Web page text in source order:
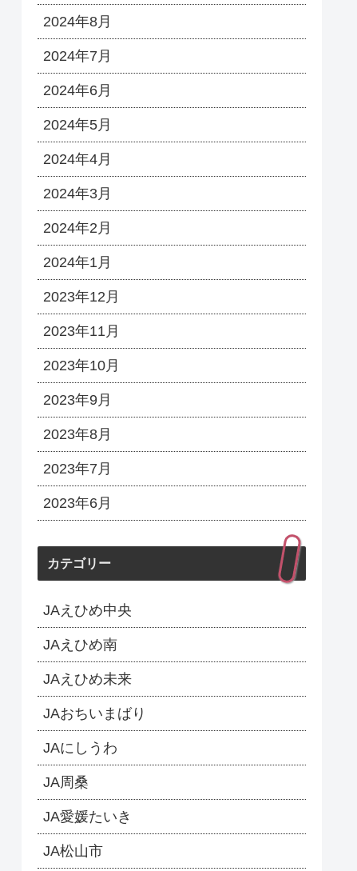
2024年8月
2024年7月
2024年6月
2024年5月
2024年4月
2024年3月
2024年2月
2024年1月
2023年12月
2023年11月
2023年10月
2023年9月
2023年8月
2023年7月
2023年6月
カテゴリー
JAえひめ中央
JAえひめ南
JAえひめ未来
JAおちいまばり
JAにしうわ
JA周桑
JA愛媛たいき
JA松山市